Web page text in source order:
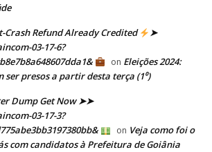
Crash Refund Already Credited
➤
03-17-6?
on Eleições 2024:
ser presos a partir desta terça (1⁰)
Dump Get Now ➤➤
03-17-3?
on Veja como foi o
com candidatos à Prefeitura de Goiânia